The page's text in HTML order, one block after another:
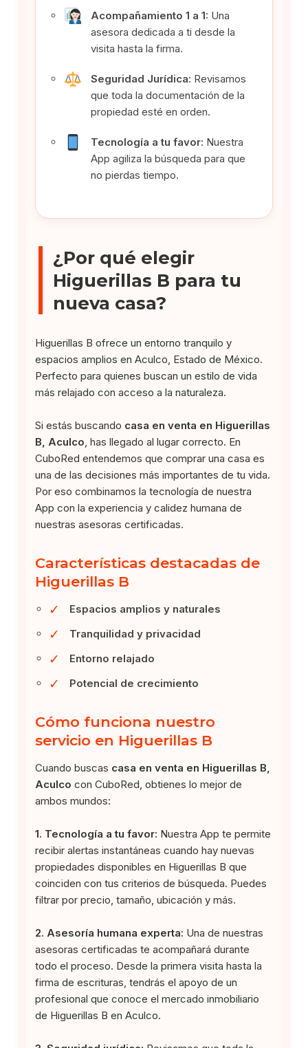
Acompañamiento 1 a 1: Una
asesora dedicada a ti desde la
visita hasta la firma.
Seguridad Jurídica: Revisamos
que toda la documentación de la
propiedad esté en orden.
Tecnología a tu favor: Nuestra
App agiliza la búsqueda para que
no pierdas tiempo.
¿Por qué elegir
Higuerillas B para tu
nueva casa?
Higuerillas B ofrece un entorno tranquilo y
espacios amplios en Aculco, Estado de México.
Perfecto para quienes buscan un estilo de vida
más relajado con acceso a la naturaleza.
Si estás buscando casa en venta en Higuerillas
B, Aculco , has llegado al lugar correcto. En
CuboRed entendemos que comprar una casa es
una de las decisiones más importantes de tu vida.
Por eso combinamos la tecnología de nuestra
App con la experiencia y calidez humana de
nuestras asesoras certificadas.
Características destacadas de
Higuerillas B
✓ Espacios amplios y naturales
✓ Tranquilidad y privacidad
✓ Entorno relajado
✓ Potencial de crecimiento
Cómo funciona nuestro
servicio en Higuerillas B
Cuando buscas casa en venta en Higuerillas B,
Aculco con CuboRed, obtienes lo mejor de
ambos mundos:
1. Tecnología a tu favor: Nuestra App te permite
recibir alertas instantáneas cuando hay nuevas
propiedades disponibles en Higuerillas B que
coinciden con tus criterios de búsqueda. Puedes
filtrar por precio, tamaño, ubicación y más.
2. Asesoría humana experta: Una de nuestras
asesoras certificadas te acompañará durante
todo el proceso. Desde la primera visita hasta la
firma de escrituras, tendrás el apoyo de un
profesional que conoce el mercado inmobiliario
de Higuerillas B en Aculco.